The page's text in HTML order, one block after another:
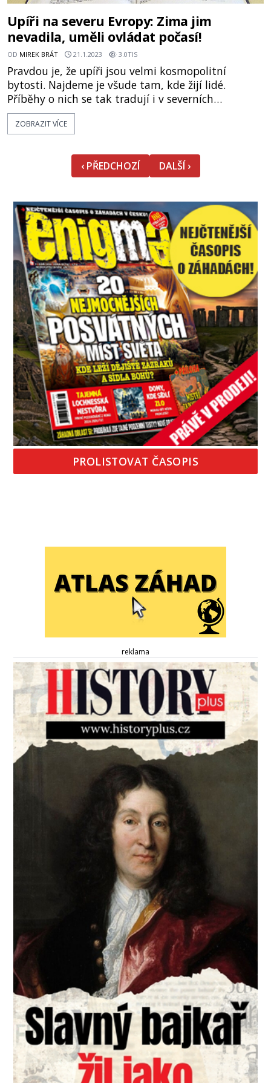
Upíři na severu Evropy: Zima jim
nevadila, uměli ovládat počasí!
OD MIREK BRÁT 21.1.2023 3.0TIS
Pravdou je, že upíři jsou velmi kosmopolitní
bytosti. Najdeme je všude tam, kde žijí lidé.
Příběhy o nich se tak tradují i v severních
oblastech Evropy včetně Islandu. Na severu našeho
kontinentu včetně ostrovního Islandu však
výraz je přítomen, v mírných obměnách,
v islandštině, norštině, dánštině, švédš
ZOBRAZIT VÍCE
‹ PŘEDCHOZÍ DALŠÍ ›
PROLISTOVAT ČASOPIS
reklama